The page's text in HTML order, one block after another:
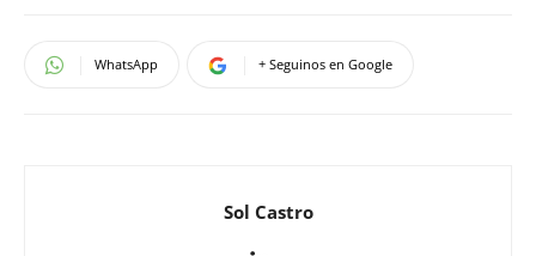
WhatsApp + Seguinos en Google
Sol Castro